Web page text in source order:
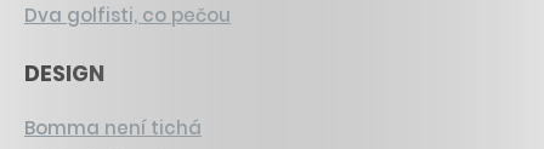
Dva golfisti, co pečou
DESIGN
Bomma není tichá